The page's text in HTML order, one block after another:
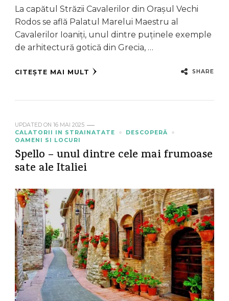
La capătul Străzii Cavalerilor din Orașul Vechi
Rodos se află Palatul Marelui Maestru al
Cavalerilor Ioaniți, unul dintre puținele exemple
de arhitectură gotică din Grecia, …
CITEȘTE MAI MULT SHARE
UPDATED ON 16 MAI 2025
CALATORII IN STRAINATATE
DESCOPERĂ
OAMENI SI LOCURI
Spello – unul dintre cele mai frumoase
sate ale Italiei